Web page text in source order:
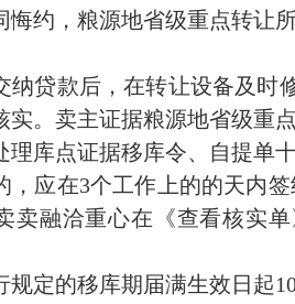
悔约，粮源地省级重点转让
纳贷款后，在转让设备及
实。卖主证据粮源地省级重
理库点证据移库令、自提单
，应在3个工作上的的天内
卖融洽重心在《查看核实
规定的移库期届满生效日